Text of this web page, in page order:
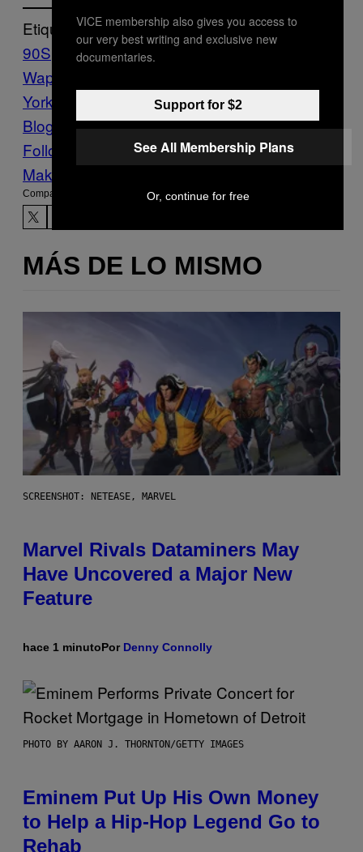
Etiquetado:
90S
Fashion Fotos Isaac Mizrahi
Waplington
York
plataformas tendencias
Blog
Μodă
Follow Us On Discover
Make Us Preferred In Top Stories
Compartir:
MÁS DE LO MISMO
SCREENSHOT: NETEASE, MARVEL
Marvel Rivals Dataminers May
Have Uncovered a Major New
Feature
hace 1 minutoPor Denny Connolly
PHOTO BY AARON J. THORNTON/GETTY IMAGES
Eminem Put Up His Own Money
to Help a Hip-Hop Legend Go to
Rehab
VICE membership also gives you access to
our very best writing and exclusive new
documentaries.
Support for $2
See All Membership Plans
Or, continue for free